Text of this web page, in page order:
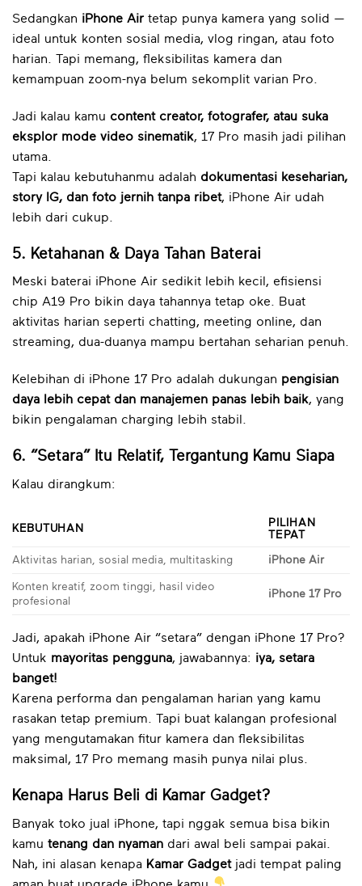
Sedangkan iPhone Air tetap punya kamera yang solid —
ideal untuk konten sosial media, vlog ringan, atau foto
harian. Tapi memang, fleksibilitas kamera dan
kemampuan zoom-nya belum sekomplit varian Pro.
Jadi kalau kamu content creator, fotografer, atau suka
eksplor mode video sinematik, 17 Pro masih jadi pilihan
utama.
Tapi kalau kebutuhanmu adalah dokumentasi keseharian,
story IG, dan foto jernih tanpa ribet, iPhone Air udah
lebih dari cukup.
5. Ketahanan & Daya Tahan Baterai
Meski baterai iPhone Air sedikit lebih kecil, efisiensi
chip A19 Pro bikin daya tahannya tetap oke. Buat
aktivitas harian seperti chatting, meeting online, dan
streaming, dua-duanya mampu bertahan seharian penuh.
Kelebihan di iPhone 17 Pro adalah dukungan pengisian
daya lebih cepat dan manajemen panas lebih baik, yang
bikin pengalaman charging lebih stabil.
6. “Setara” Itu Relatif, Tergantung Kamu Siapa
Kalau dirangkum:
KEBUTUHAN
PILIHAN
TEPAT
Aktivitas harian, sosial media, multitasking iPhone Air
Konten kreatif, zoom tinggi, hasil video
profesional
iPhone 17 Pro
Jadi, apakah iPhone Air “setara” dengan iPhone 17 Pro?
Untuk mayoritas pengguna, jawabannya: iya, setara
banget!
Karena performa dan pengalaman harian yang kamu
rasakan tetap premium. Tapi buat kalangan profesional
yang mengutamakan fitur kamera dan fleksibilitas
maksimal, 17 Pro memang masih punya nilai plus.
Kenapa Harus Beli di Kamar Gadget?
Banyak toko jual iPhone, tapi nggak semua bisa bikin
kamu tenang dan nyaman dari awal beli sampai pakai.
Nah, ini alasan kenapa Kamar Gadgetjadi tempat paling